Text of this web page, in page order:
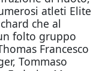
atleti Elite
che al
folto gruppo
Francesco
Tommaso